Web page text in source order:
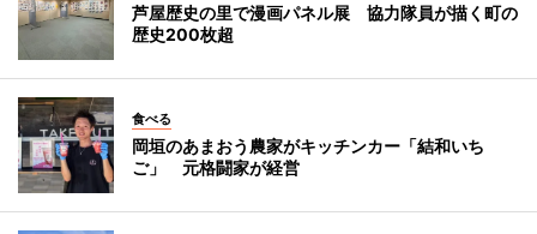
芦屋歴史の里で漫画パネル展 協力隊員が描く町の
歴史200枚超
食べる
岡垣のあまおう農家がキッチンカー「結和いち
ご」 元格闘家が経営